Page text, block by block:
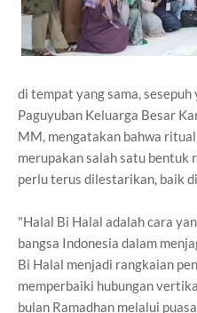
di tempat yang sama,
Paguyuban Keluarga Besar
MM, mengatakan bahwa
merupakan salah satu bentuk
perlu terus dilestarikan, baik
"Halal Bi Halal adalah cara
bangsa Indonesia dalam
Bi Halal menjadi rangkaian
memperbaiki hubungan
bulan Ramadhan melalui